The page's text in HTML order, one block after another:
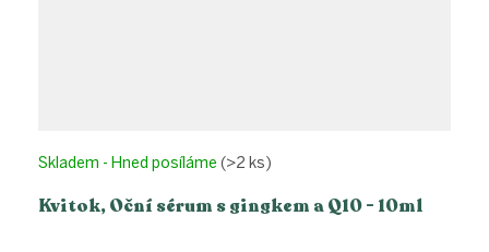
Kvitok, Oční sérum s gingkem a Q10 - 10ml
Skladem - Hned posíláme (>2 ks)